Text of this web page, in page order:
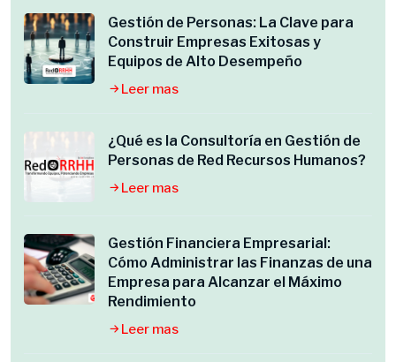
Gestión de Personas: La Clave para
Construir Empresas Exitosas y
Equipos de Alto Desempeño
Leer mas
¿Qué es la Consultoría en Gestión de
Personas de Red Recursos Humanos?
Leer mas
Gestión Financiera Empresarial:
Cómo Administrar las Finanzas de una
Empresa para Alcanzar el Máximo
Rendimiento
Leer mas